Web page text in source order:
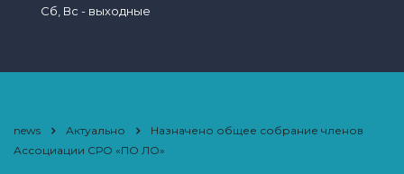
Сб, Вс - выходные
news Актуально
Назначено общее собрание членов
Ассоциации СРО «ПО ЛО»